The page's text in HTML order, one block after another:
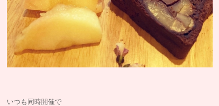
いつも同時開催で